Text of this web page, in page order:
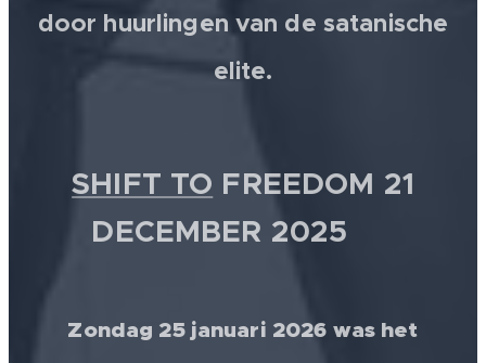
door huurlingen van de satanische
elite.
SHIFT TO FREEDOM 21
DECEMBER 2025 💫
Zondag 25 januari 2026 was het